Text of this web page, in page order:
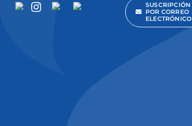
SUSCRIPCIÓN
POR CORREO
ELECTRÓNICO